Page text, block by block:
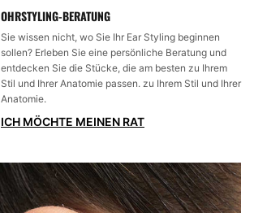
OHRSTYLING-BERATUNG
Sie wissen nicht, wo Sie Ihr Ear Styling beginnen
sollen? Erleben Sie eine persönliche Beratung und
entdecken Sie die Stücke, die am besten zu Ihrem
Stil und Ihrer Anatomie passen. zu Ihrem Stil und Ihrer
Anatomie.
ICH MÖCHTE MEINEN RAT